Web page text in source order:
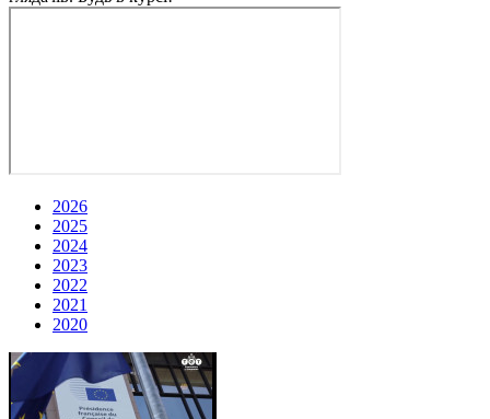
2026
2025
2024
2023
2022
2021
2020